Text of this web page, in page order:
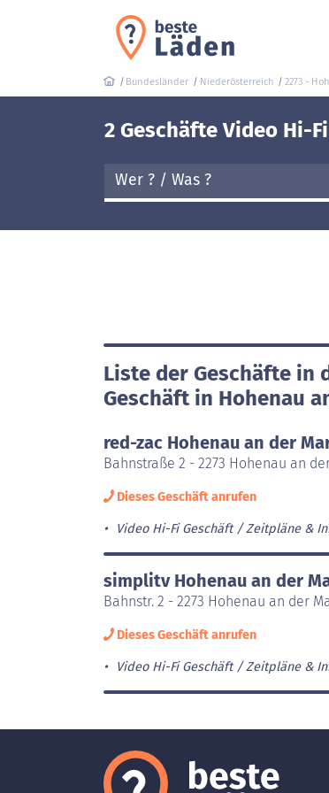
Bundesländer Niederösterreich 2273 -
2 Geschäfte Video Hi-
Liste der Geschäfte in
Geschäft in Hohenau
red-zac Hohenau an der
Bahnstraße 2 - 2273 Hohenau an
Dieses Geschäft anrufen
Video Hi-Fi Geschäft Zeitpläne &
simplitv Hohenau an der
Bahnstr. 2 - 2273 Hohenau an der
Dieses Geschäft anrufen
Video Hi-Fi Geschäft Zeitpläne &